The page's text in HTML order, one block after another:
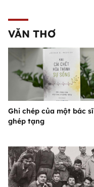
VĂN THƠ
Ghi chép của một bác sĩ
ghép tạng